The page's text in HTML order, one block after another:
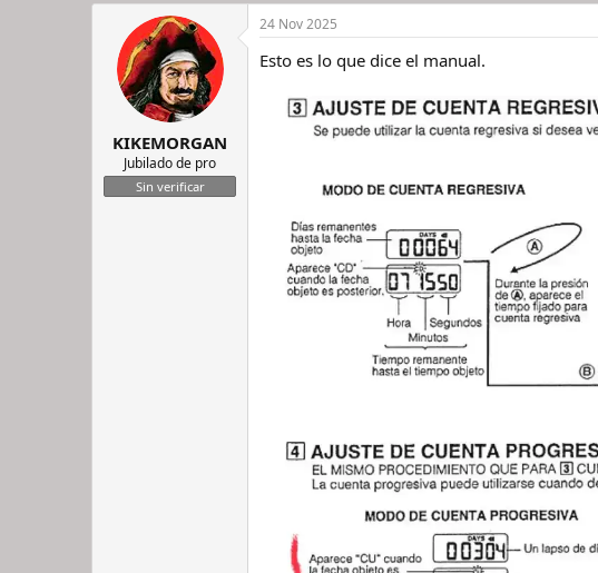
KIKEMORGAN
Jubilado de pro
Sin verificar
24 Nov 2025
Esto es lo que dice el manual.